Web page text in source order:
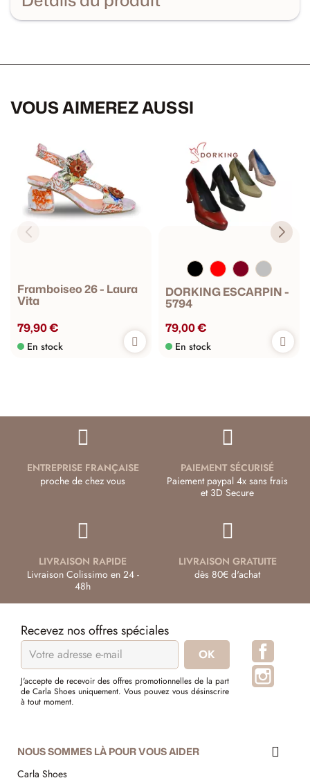
VOUS AIMEREZ AUSSI
Framboiseo 26 - Laura
Vita
79,90 €
En stock
DORKING ESCARPIN -
5794
79,00 €
En stock
ENTREPRISE FRANÇAISE
proche de chez vous
PAIEMENT SÉCURISÉ
Paiement paypal 4x sans frais
et 3D Secure
LIVRAISON RAPIDE
Livraison Colissimo en 24 -
48h
LIVRAISON GRATUITE
dès 80€ d'achat
Recevez nos offres spéciales
J'accepte de recevoir des offres promotionnelles de la part
de Carla Shoes uniquement. Vous pouvez vous désinscrire
à tout moment.
NOUS SOMMES LÀ POUR VOUS AIDER
Carla Shoes